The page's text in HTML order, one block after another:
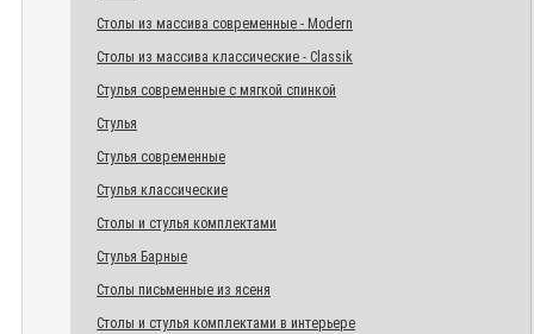
Столы из массива современные - Modern
Столы из массива классические - Classik
Стулья современные с мягкой спинкой
Стулья
Стулья современные
Стулья классические
Столы и стулья комплектами
Стулья Барные
Столы письменные из ясеня
Столы и стулья комплектами в интерьере